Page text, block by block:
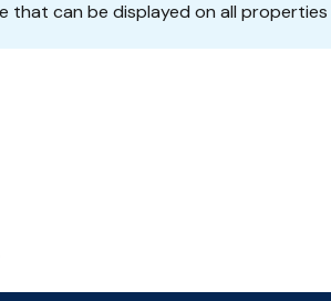
that can be displayed on all